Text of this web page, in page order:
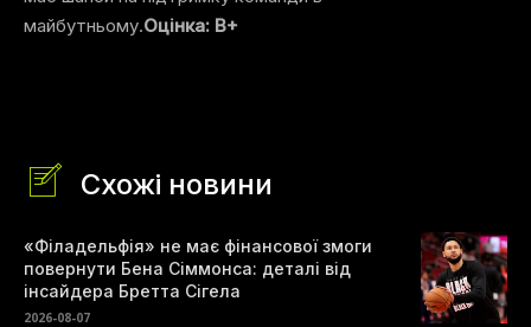
майбутньому.Оцінка: B+
Схожі новини
«Філадельфія» не має фінансової змоги
повернути Бена Сіммонса: деталі від
інсайдера Бретта Сігела
2026-08-07